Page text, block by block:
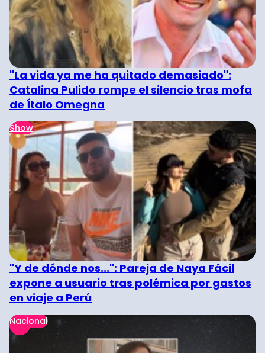
"La vida ya me ha quitado demasiado":
Catalina Pulido rompe el silencio tras mofa
de Ítalo Omegna
Show
"Y de dónde nos...": Pareja de Naya Fácil
expone a usuario tras polémica por gastos
en viaje a Perú
Nacional